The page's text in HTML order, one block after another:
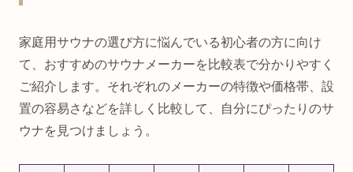
家庭用サウナの選び方に悩んでいる初心者の方に向け
て、おすすめのサウナメーカーを比較表で分かりやすく
ご紹介します。それぞれのメーカーの特徴や価格帯、設
置の容易さなどを詳しく比較して、自分にぴったりのサ
ウナを見つけましょう。